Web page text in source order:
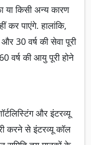
या किसी अन्य कारण
पाएंगे. हालांकि,
30 वर्ष की सेवा पूरी
वर्ष की आयु पूरी होने
और इंटरव्यू
करने से इंटरव्यू कॉल